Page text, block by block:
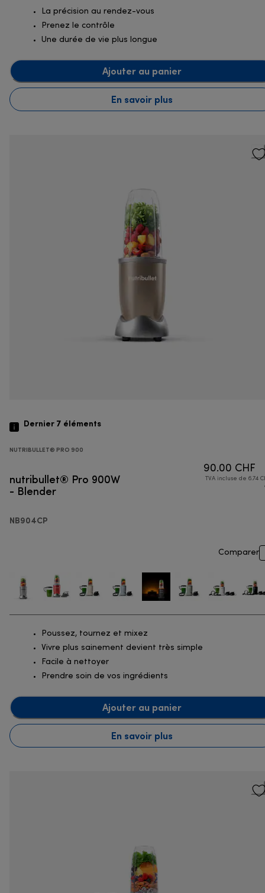
La précision au rendez-vous
Prenez le contrôle
Une durée de vie plus longue
Ajouter au panier
En savoir plus
Dernier 7 éléments
NUTRIBULLET® PRO 900
nutribullet® Pro 900W
- Blender
NB904CP
90.00 CHF
TVA incluse de 6.74
Comparer
Poussez, tournez et mixez
Vivre plus sainement devient très simple
Facile à nettoyer
Prendre soin de vos ingrédients
Ajouter au panier
En savoir plus